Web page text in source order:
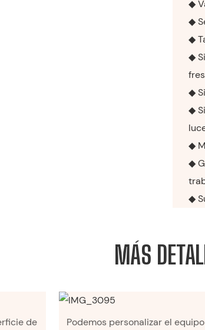
◆
◆
◆
◆
◆
◆
◆
◆
◆
MÁS
de
Podemos personalizar el